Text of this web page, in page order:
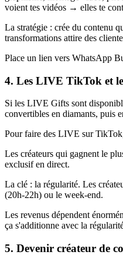
voient tes vidéos → elles te
La stratégie : crée du contenu
transformations attire des
Place un lien vers WhatsApp
4. Les LIVE TikTok et
Si les LIVE Gifts sont
convertibles en diamants, puis
Pour faire des LIVE sur
Les créateurs qui gagnent le
exclusif en direct.
La clé : la régularité. Les
(20h-22h) ou le week-end.
Les revenus dépendent
ça s'additionne avec la
5. Devenir créateur de